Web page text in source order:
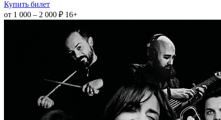
Купить билет
от 1 000 – 2 000 ₽ 16+